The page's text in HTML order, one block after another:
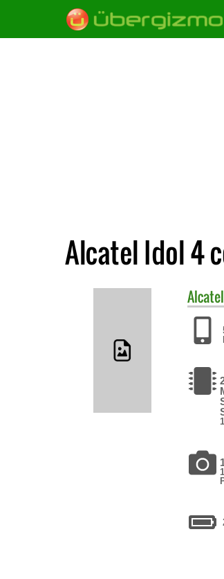
Alcatel Idol 4
Alcatel